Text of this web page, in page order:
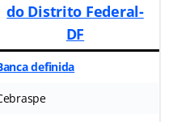
do Distrito Federal-
DF
definida